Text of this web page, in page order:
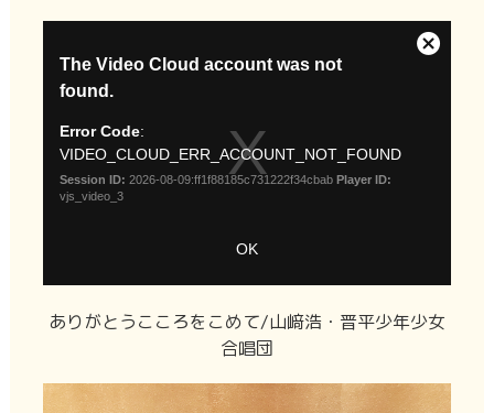
ありがとうこころをこめて/山﨑浩・晋平少年少女
合唱団